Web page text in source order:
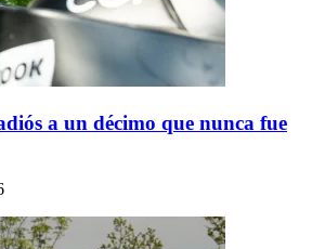
a un décimo que nunca fue